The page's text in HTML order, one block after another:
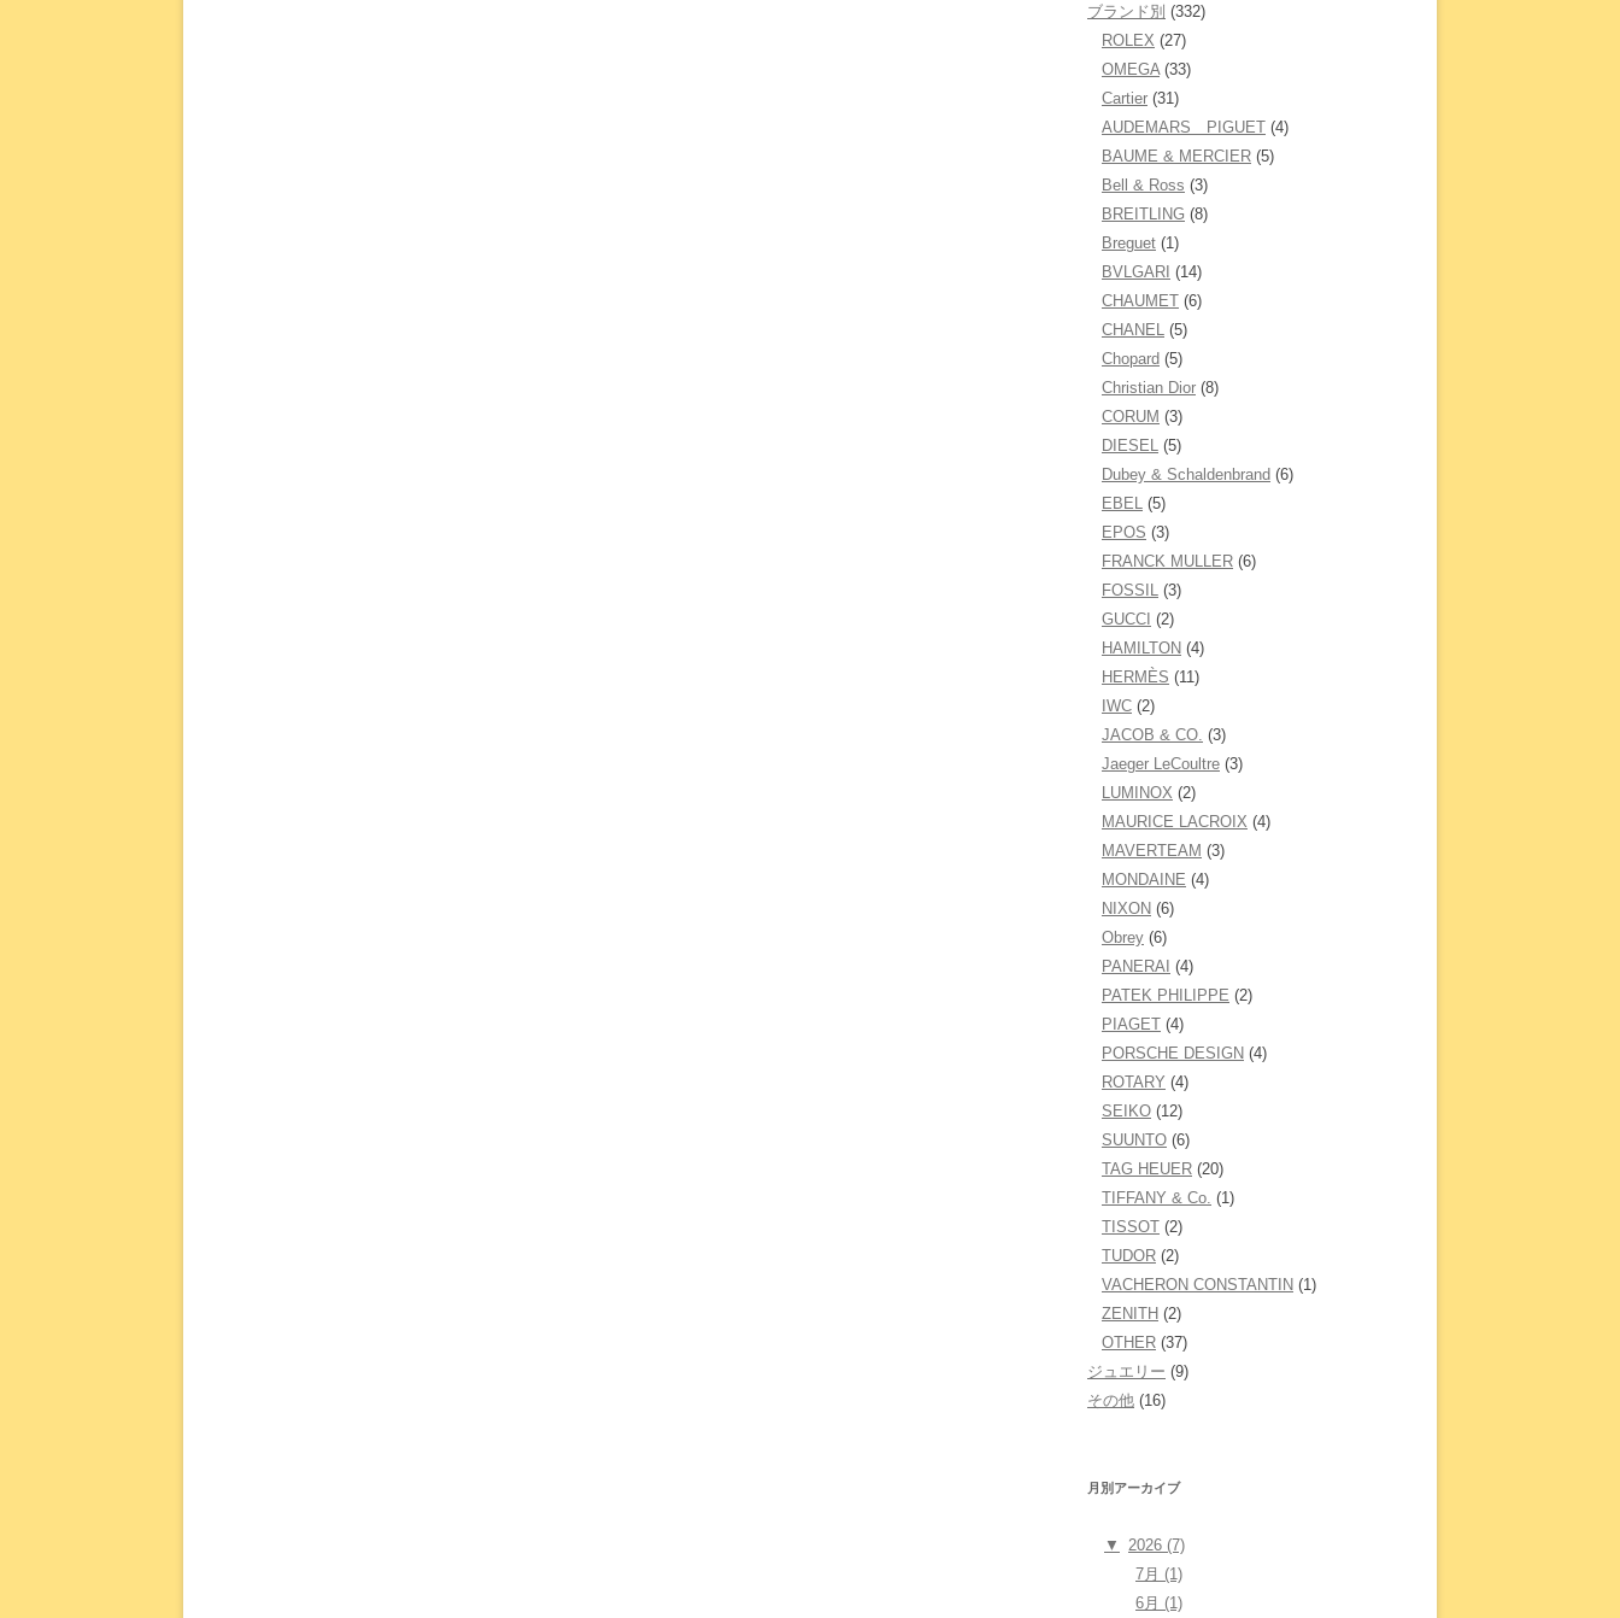
ブランド別 (332)
ROLEX (27)
OMEGA (33)
Cartier (31)
AUDEMARS PIGUET (4)
BAUME & MERCIER (5)
Bell & Ross (3)
BREITLING (8)
Breguet (1)
BVLGARI (14)
CHAUMET (6)
CHANEL (5)
Chopard (5)
Christian Dior (8)
CORUM (3)
DIESEL (5)
Dubey & Schaldenbrand (6)
EBEL (5)
EPOS (3)
FRANCK MULLER (6)
FOSSIL (3)
GUCCI (2)
HAMILTON (4)
HERMÈS (11)
IWC (2)
JACOB & CO. (3)
Jaeger LeCoultre (3)
LUMINOX (2)
MAURICE LACROIX (4)
MAVERTEAM (3)
MONDAINE (4)
NIXON (6)
Obrey (6)
PANERAI (4)
PATEK PHILIPPE (2)
PIAGET (4)
PORSCHE DESIGN (4)
ROTARY (4)
SEIKO (12)
SUUNTO (6)
TAG HEUER (20)
TIFFANY & Co. (1)
TISSOT (2)
TUDOR (2)
VACHERON CONSTANTIN (1)
ZENITH (2)
OTHER (37)
ジュエリー (9)
その他 (16)
月別アーカイブ
▼
2026 (7)
7月 (1)
6月 (1)